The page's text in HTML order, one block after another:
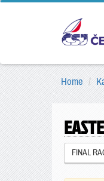
Home
FINAL